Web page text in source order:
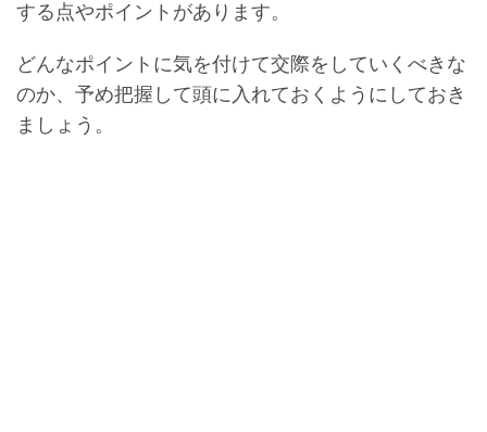
する点やポイントがあります。
どんなポイントに気を付けて交際をしていくべきな
のか、予め把握して頭に入れておくようにしておき
ましょう。